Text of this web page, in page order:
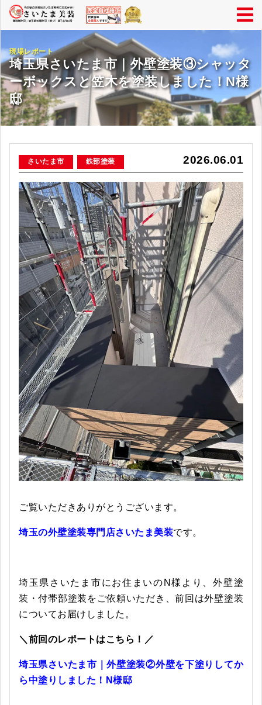
現場レポート
埼玉県さいたま市｜外壁塗装③シャッタ
ーボックスと笠木を塗装しました！N様
邸
2026.06.01
さいたま市 鉄部塗装
ご覧いただきありがとうございます。
埼玉の外壁塗装専門店さいたま美装です。
埼玉県さいたま市にお住まいのN様より、外壁塗
装・付帯部塗装をご依頼いただき、前回は外壁塗装
についてお届けしました。
＼前回のレポートはこちら！／
埼玉県さいたま市｜外壁塗装②外壁を下塗りしてか
ら中塗りしました！N様邸